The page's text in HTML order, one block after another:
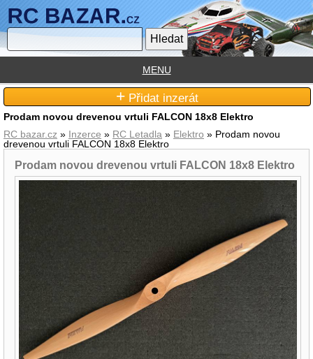
Prodam novou drevenou vrtuli FALCON 18x8 Elektro
Prodam novou drevenou vrtuli FALCON 18x8 Elektro
RC bazar.cz » Inzerce » RC Letadla » Elektro » Prodam novou
drevenou vrtuli FALCON 18x8 Elektro
MENU
+ Přidat inzerát